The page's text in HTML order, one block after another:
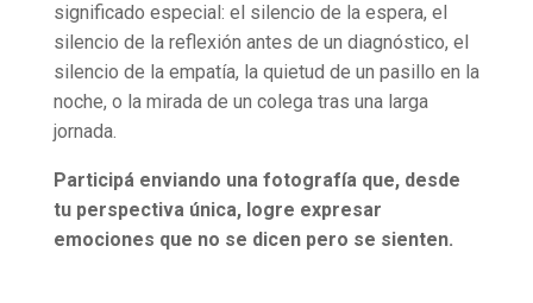
significado especial: el silencio de la espera, el
silencio de la reflexión antes de un diagnóstico, el
silencio de la empatía, la quietud de un pasillo en la
noche, o la mirada de un colega tras una larga
jornada.
Participá enviando una fotografía que, desde
tu perspectiva única, logre expresar
emociones que no se dicen pero se sienten.